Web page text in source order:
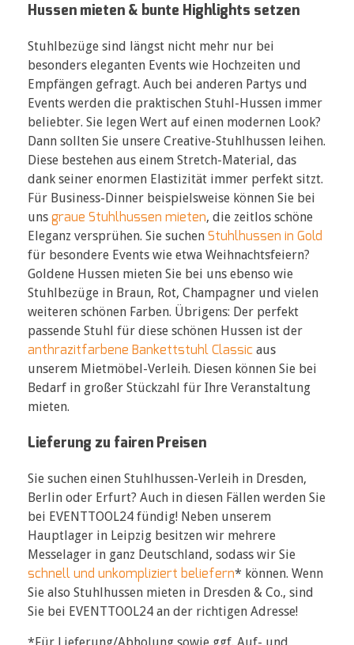
Hussen mieten & bunte Highlights setzen
Stuhlbezüge sind längst nicht mehr nur bei
besonders eleganten Events wie Hochzeiten und
Empfängen gefragt. Auch bei anderen Partys und
Events werden die praktischen Stuhl-Hussen immer
beliebter. Sie legen Wert auf einen modernen Look?
Dann sollten Sie unsere Creative-Stuhlhussen leihen.
Diese bestehen aus einem Stretch-Material, das
dank seiner enormen Elastizität immer perfekt sitzt.
Für Business-Dinner beispielsweise können Sie bei
uns graue Stuhlhussen mieten, die zeitlos schöne
Eleganz versprühen. Sie suchen Stuhlhussen in Gold
für besondere Events wie etwa Weihnachtsfeiern?
Goldene Hussen mieten Sie bei uns ebenso wie
Stuhlbezüge in Braun, Rot, Champagner und vielen
weiteren schönen Farben. Übrigens: Der perfekt
passende Stuhl für diese schönen Hussen ist der
anthrazitfarbene Bankettstuhl Classic aus
unserem Mietmöbel-Verleih. Diesen können Sie bei
Bedarf in großer Stückzahl für Ihre Veranstaltung
mieten.
Lieferung zu fairen Preisen
Sie suchen einen Stuhlhussen-Verleih in Dresden,
Berlin oder Erfurt? Auch in diesen Fällen werden Sie
bei EVENTTOOL24 fündig! Neben unserem
Hauptlager in Leipzig besitzen wir mehrere
Messelager in ganz Deutschland, sodass wir Sie
schnell und unkompliziert beliefern* können. Wenn
Sie also Stuhlhussen mieten in Dresden & Co., sind
Sie bei EVENTTOOL24 an der richtigen Adresse!